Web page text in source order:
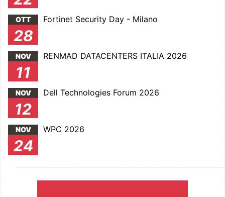
OTT
28
Fortinet Security Day - Milano
NOV
11
RENMAD DATACENTERS ITALIA 2026
NOV
12
Dell Technologies Forum 2026
NOV
24
WPC 2026